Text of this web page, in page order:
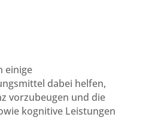
einige
dabei helfen,
vorzubeugen und die
kognitive Leistungen